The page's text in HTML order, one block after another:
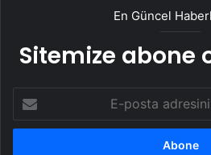
En Güncel
Sitemize abone
posta
adresinizi